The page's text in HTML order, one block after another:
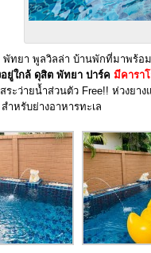
ทยา พูลวิลล่า บ้านพักที่มาพร้อ
อยู่ใกล้ ดุสิต พัทยา ปาร์ค มีคารา
ระว่ายน้ำส่วนตัว Free!! ห่วงย
สำหรับย่างอาหารทะเล